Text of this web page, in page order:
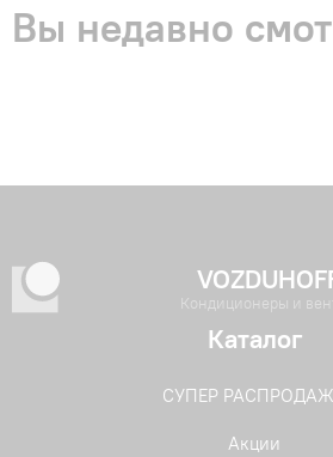
Вы недавно
Кондиционеры и
Каталог
СУПЕР
Акции